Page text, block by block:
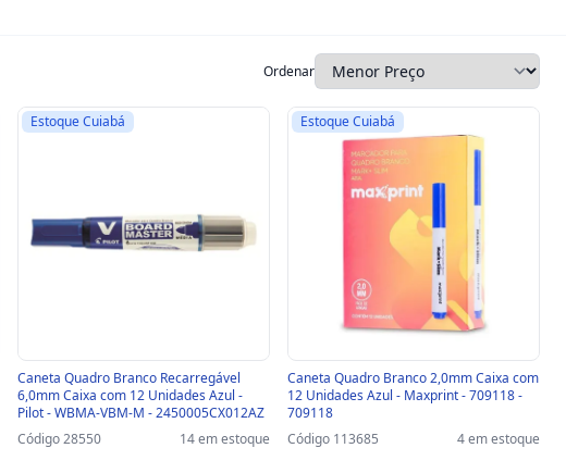
Ordenar
Estoque Cuiabá
Caneta Quadro Branco Recarregável
6,0mm Caixa com 12 Unidades Azul -
Pilot - WBMA-VBM-M - 2450005CX012AZ
Código 28550
14 em estoque
Estoque Cuiabá
Caneta Quadro Branco 2,0mm Caixa com
12 Unidades Azul - Maxprint - 709118 -
709118
Código 113685
4 em estoque